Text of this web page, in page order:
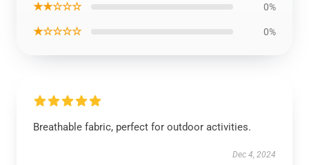
★★☆☆☆ 0%
★☆☆☆☆ 0%
Breathable fabric, perfect for outdoor activities.
Dec 4, 2024